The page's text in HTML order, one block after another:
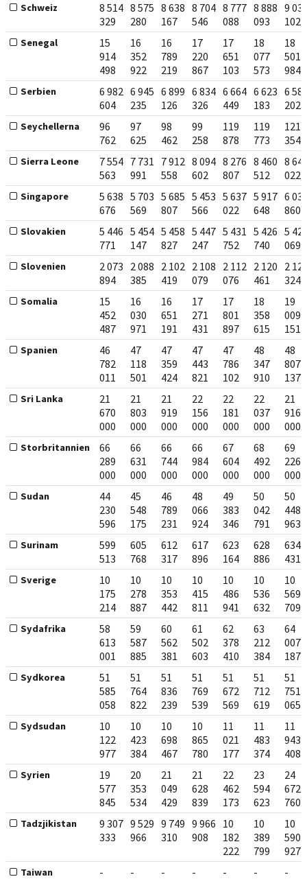
Schweiz
8 514
329
8 575
280
8 638
167
8 704
546
8 777
088
8 888
093
9
102
Senegal
15
914
498
16
352
922
16
789
219
17
220
867
17
651
103
18
077
573
18
501
984
Serbien
6 982
604
6 945
235
6 899
126
6 834
326
6 664
449
6 623
183
6
202
Seychellerna
96
762
97
625
98
462
99
258
119
878
119
773
121
354
Sierra Leone
7 554
563
7 731
991
7 912
558
8 094
602
8 276
807
8 460
512
8
022
Singapore
5 638
676
5 703
569
5 685
807
5 453
566
5 637
022
5 917
648
6
860
Slovakien
5 446
771
5 454
147
5 458
827
5 447
247
5 431
752
5 426
740
5
069
Slovenien
2 073
894
2 088
385
2 102
419
2 108
079
2 112
076
2 120
461
2
324
Somalia
15
452
487
16
030
971
16
651
191
17
271
431
17
801
897
18
358
615
19
009
151
Spanien
46
782
011
47
118
501
47
359
424
47
443
821
47
786
102
48
347
910
48
807
137
Sri Lanka
21
670
000
21
803
000
21
919
000
22
156
000
22
181
000
22
037
000
21
916
000
Storbritannien
66
289
000
66
631
000
66
744
000
66
984
000
67
604
000
68
492
000
69
226
000
Sudan
44
230
596
45
548
175
46
789
231
48
066
924
49
383
346
50
042
791
50
448
963
Surinam
599
513
605
768
612
317
617
896
623
164
628
886
634
431
Sverige
10
175
214
10
278
887
10
353
442
10
415
811
10
486
941
10
536
632
10
569
709
Sydafrika
58
613
001
59
587
885
60
562
381
61
502
603
62
378
410
63
212
384
64
007
187
Sydkorea
51
585
058
51
764
822
51
836
239
51
769
539
51
672
569
51
712
619
51
751
065
Sydsudan
10
122
977
10
423
384
10
698
467
10
865
780
11
021
177
11
483
374
11
943
408
Syrien
19
577
845
20
353
534
21
049
429
21
628
839
22
462
173
23
594
623
24
672
760
Tadzjikistan
9 307
333
9 529
966
9 749
310
9 966
908
10
182
222
10
389
799
10
590
927
Taiwan - - - - - - -